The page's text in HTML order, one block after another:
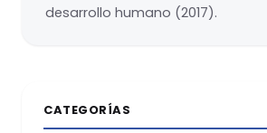
desarrollo humano (2017).
CATEGORÍAS